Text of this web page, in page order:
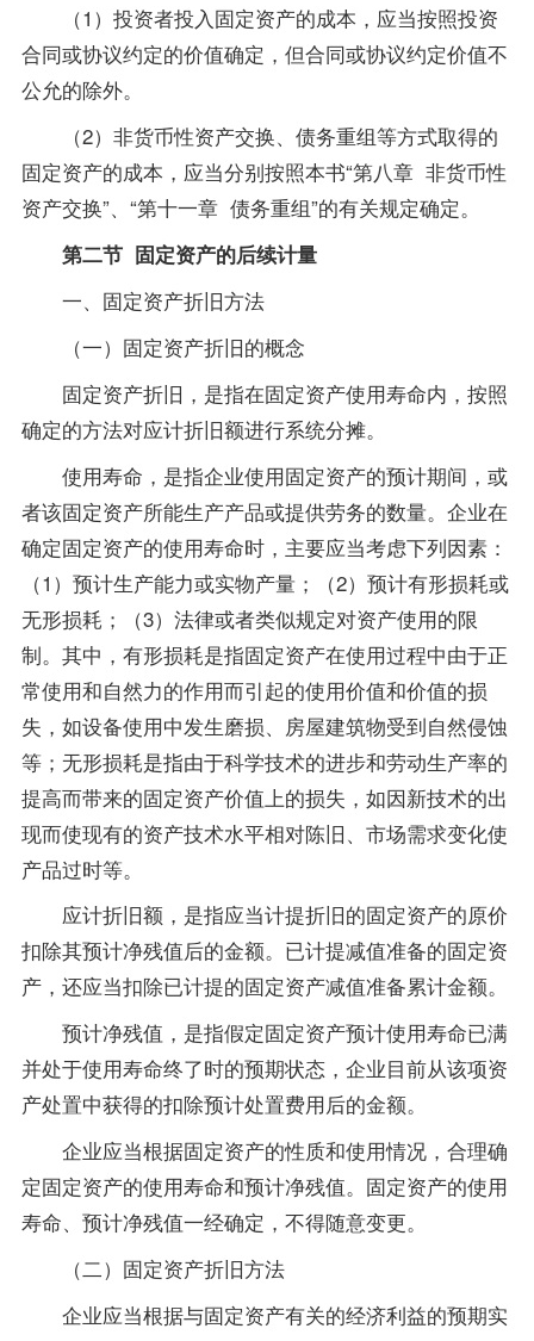
（1）投资者投入固定资产的成本，应当按照投资
合同或协议约定的价值确定，但合同或协议约定价值不
公允的除外。
（2）非货币性资产交换、债务重组等方式取得的
固定资产的成本，应当分别按照本书“第八章 非货币性
资产交换”、“第十一章 债务重组”的有关规定确定。
第二节 固定资产的后续计量
一、固定资产折旧方法
（一）固定资产折旧的概念
固定资产折旧，是指在固定资产使用寿命内，按照
确定的方法对应计折旧额进行系统分摊。
使用寿命，是指企业使用固定资产的预计期间，或
者该固定资产所能生产产品或提供劳务的数量。企业在
确定固定资产的使用寿命时，主要应当考虑下列因素：
（1）预计生产能力或实物产量；（2）预计有形损耗或
无形损耗；（3）法律或者类似规定对资产使用的限
制。其中，有形损耗是指固定资产在使用过程中由于正
常使用和自然力的作用而引起的使用价值和价值的损
失，如设备使用中发生磨损、房屋建筑物受到自然侵蚀
等；无形损耗是指由于科学技术的进步和劳动生产率的
提高而带来的固定资产价值上的损失，如因新技术的出
现而使现有的资产技术水平相对陈旧、市场需求变化使
产品过时等。
应计折旧额，是指应当计提折旧的固定资产的原价
扣除其预计净残值后的金额。已计提减值准备的固定资
产，还应当扣除已计提的固定资产减值准备累计金额。
预计净残值，是指假定固定资产预计使用寿命已满
并处于使用寿命终了时的预期状态，企业目前从该项资
产处置中获得的扣除预计处置费用后的金额。
企业应当根据固定资产的性质和使用情况，合理确
定固定资产的使用寿命和预计净残值。固定资产的使用
寿命、预计净残值一经确定，不得随意变更。
（二）固定资产折旧方法
企业应当根据与固定资产有关的经济利益的预期实